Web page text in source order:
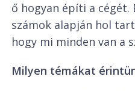
ő hogyan építi a cégét.
számok alapján hol
hogy mi minden van a
Milyen témákat